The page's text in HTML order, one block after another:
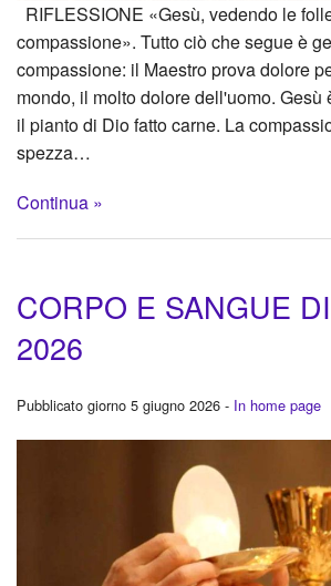
RIFLESSIONE «Gesù, vedendo le
compassione». Tutto ciò che segue è
compassione: il Maestro prova dolore
mondo, il molto dolore dell'uomo. Gesù
il pianto di Dio fatto carne. La
spezza…
Continua »
CORPO E SANGUE
2026
Pubblicato giorno 5 giugno 2026 - In home page